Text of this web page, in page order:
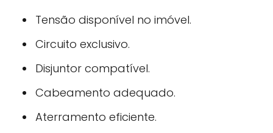
Tensão disponível no imóvel.
Circuito exclusivo.
Disjuntor compatível.
Cabeamento adequado.
Aterramento eficiente.